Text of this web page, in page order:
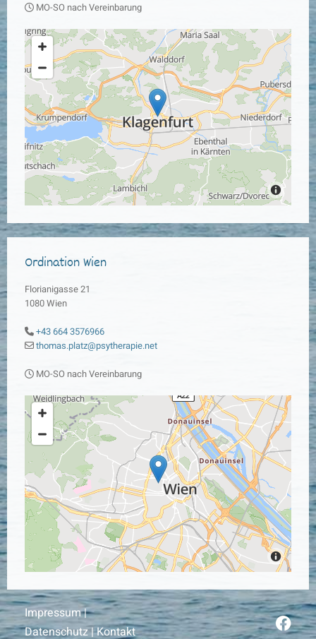
 MO-SO nach Vereinbarung
Ordination Wien
Florianigasse 21
1080 Wien
 +43 664 3576966
 thomas.platz@psytherapie.net
 MO-SO nach Vereinbarung
Impressum|
Datenschutz|Kontakt